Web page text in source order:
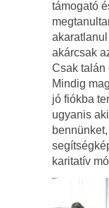
támogató
akárcsak
Csak talán
Mindig
jó fiókba
ugyanis
karitatív